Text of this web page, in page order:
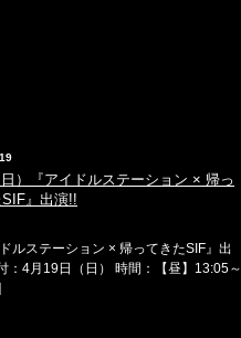
）『アイドルステーション × 帰っ
』出演!!
ドルステーション × 帰ってきたSIF』出
：4月19日（日） 時間：【昼】13:05～